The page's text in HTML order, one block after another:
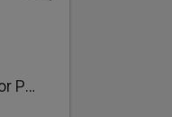
Kajak wyprawowy Sevylor POINTER K2 - używany tylko raz +para składanych wioseł